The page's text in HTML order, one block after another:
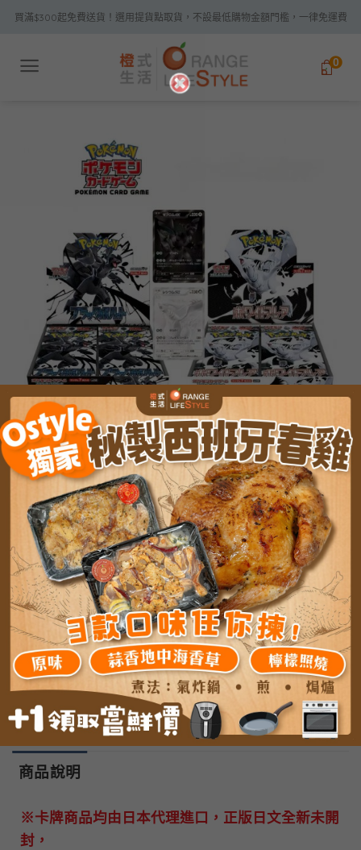
Skip買滿$300起免費送貨！選用提貨點取貨，不設最低購物金額門檻，一律免運費
0
首頁 / #日本TCG卡盒
日版 SV11W純白閃焰原盒 /盒
MOP1,428.0
5 件庫存
加入購物車
商品說明
※卡牌商品均由日本代理進口，正版日文全新未開
封，